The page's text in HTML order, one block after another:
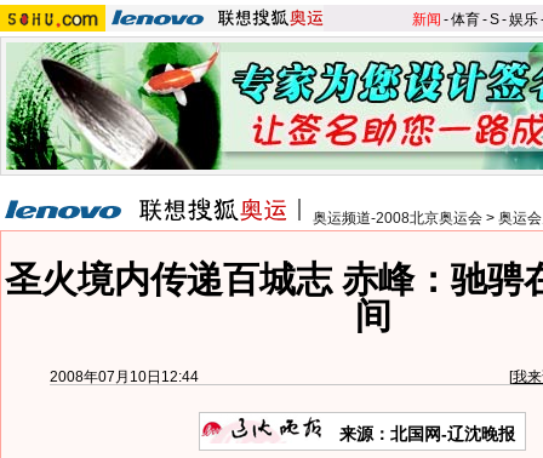
新闻 -体育-S-娱乐
奥运频道-2008北京奥运会 > 奥运
圣火境内传递百城志 赤峰：驰骋
间
2008年07月10日12:44 [我
来源：北国网-辽沈晚报